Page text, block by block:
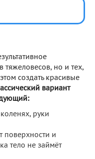
тяжеловесов, но и тех,
создать красивые
вариант
руки
поверхности и
тело не займёт